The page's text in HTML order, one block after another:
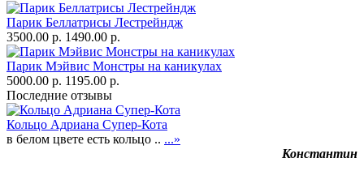
Парик Беллатрисы Лестрейндж
3500.00 р. 1490.00 р.
Парик Мэйвис Монстры на каникулах
5000.00 р. 1195.00 р.
Последние отзывы
Кольцо Адриана Супер-Кота
в белом цвете есть кольцо .. ...»
Константин